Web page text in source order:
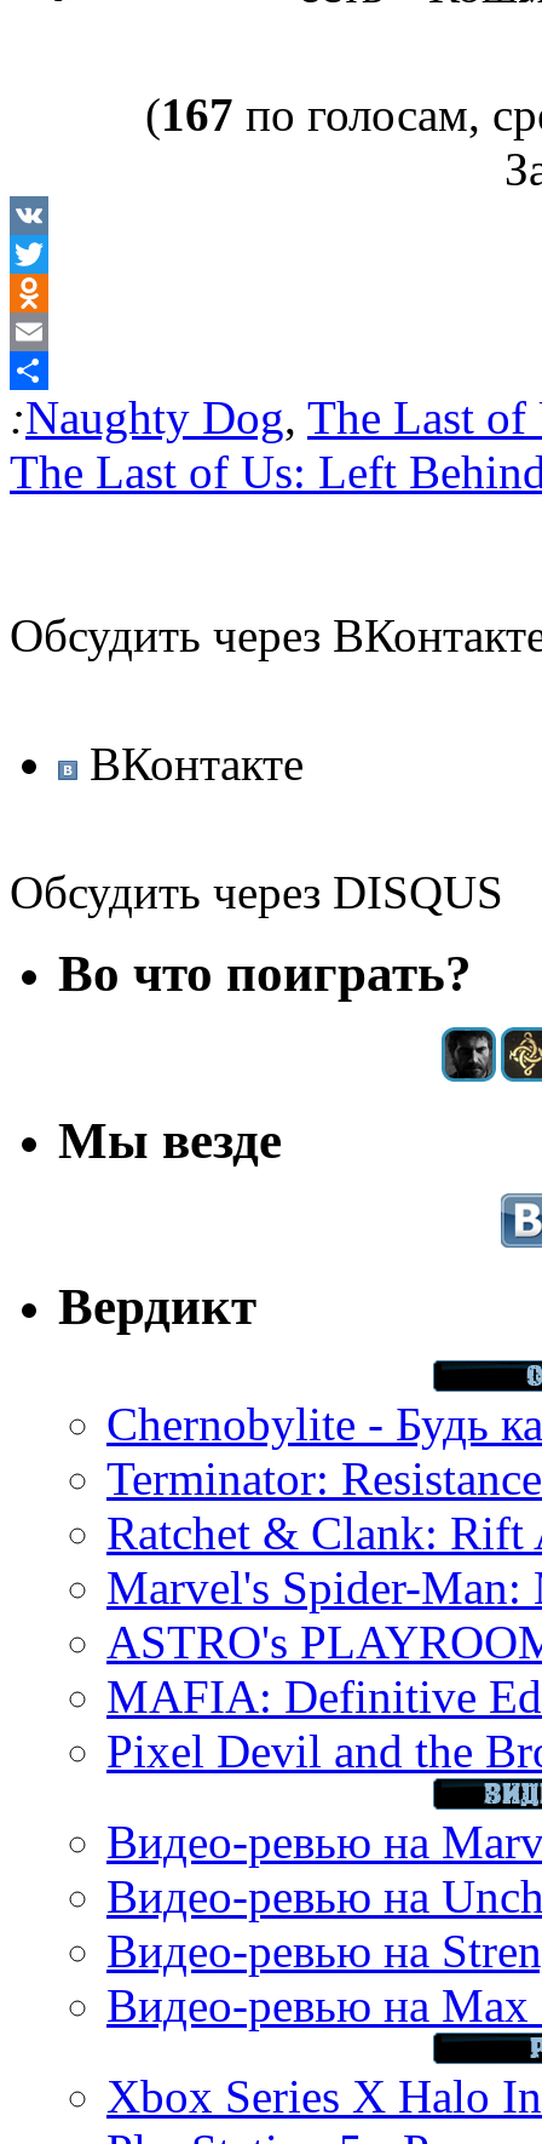
(167 по голосам,
VK
Twitter
Odnoklassniki
Email
Отправить
:Naughty Dog, The Last of
The Last of Us: Left
Обсудить через
ВКонтакте
Обсудить через DISQUS
Во что поиграть?
Мы везде
Вердикт
Chernobylite - Будь
Terminator:
Ratchet & Clank: Rift
Marvel's Spider-Man:
ASTRO's
MAFIA: Definitive
Pixel Devil and the
Видео-ревью на
Видео-ревью на
Видео-ревью на
Видео-ревью на Max
Xbox Series X Halo